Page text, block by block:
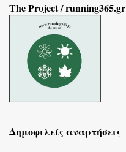
The Project / running365.gr
Δημοφιλείς αναρτήσεις